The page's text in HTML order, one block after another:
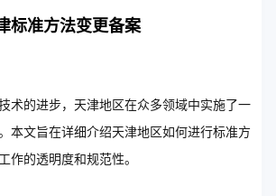
标准方法变更备案
术的进步，天津地区在众多领域中实施了一
本文旨在详细介绍天津地区如何进行标准方
作的透明度和规范性。